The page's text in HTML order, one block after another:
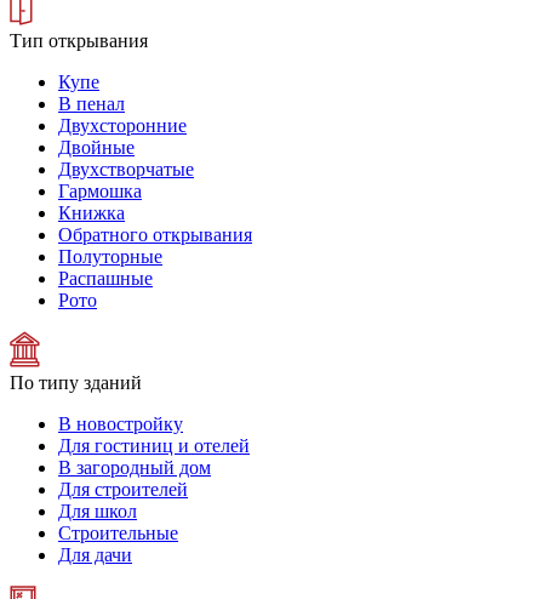
Тип открывания
Купе
В пенал
Двухсторонние
Двойные
Двухстворчатые
Гармошка
Книжка
Обратного открывания
Полуторные
Распашные
Рото
По типу зданий
В новостройку
Для гостиниц и отелей
В загородный дом
Для строителей
Для школ
Строительные
Для дачи